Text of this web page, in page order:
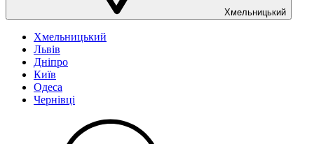
Хмельницький
Хмельницький
Львів
Дніпро
Київ
Одеса
Чернівці